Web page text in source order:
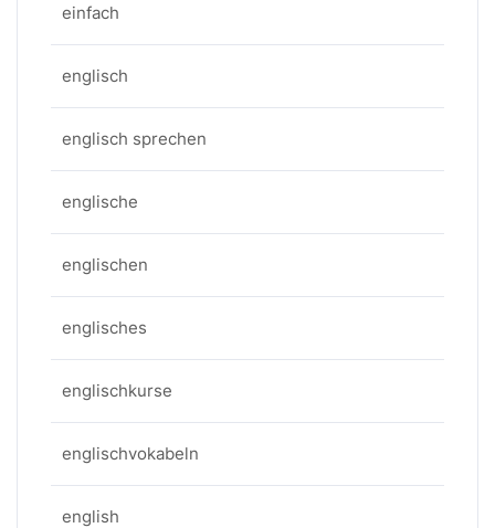
einfach
englisch
englisch sprechen
englische
englischen
englisches
englischkurse
englischvokabeln
english